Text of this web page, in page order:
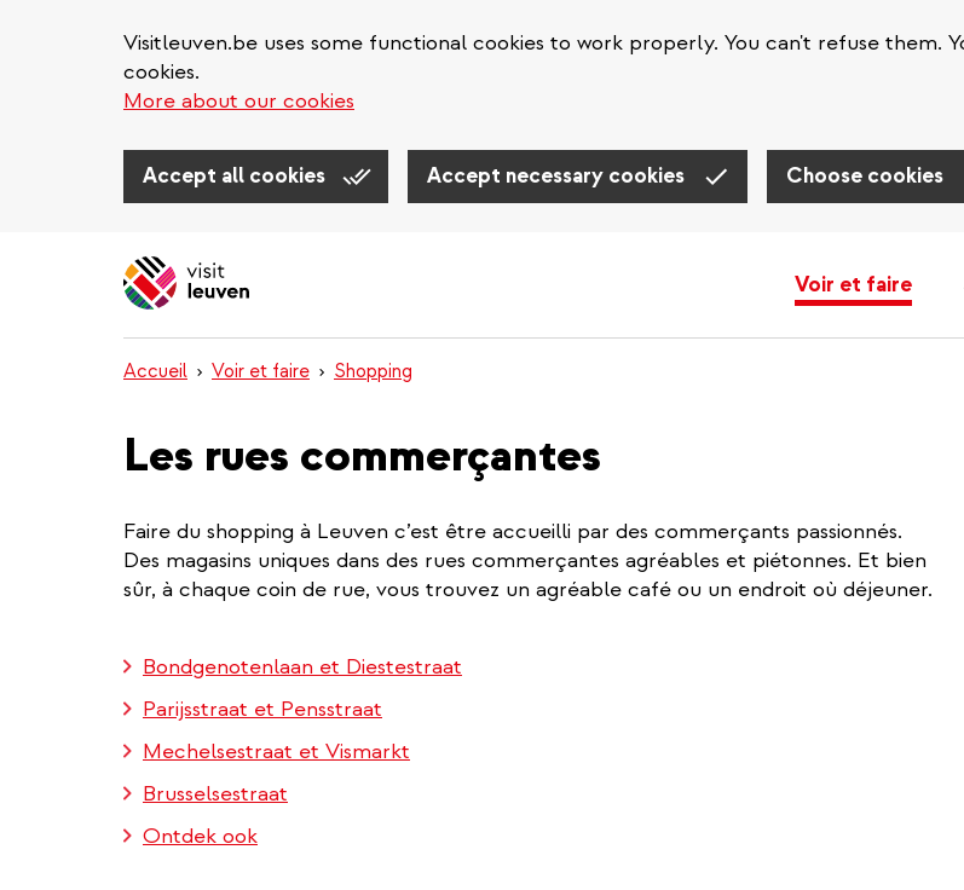
Visitleuven.be uses some functional cookies to work properly. You can't refuse them.
cookies.
More about our cookies
Accept all cookies Accept necessary cookies Choose cookies
Voir et faire
Accueil Voir et faire Shopping
Les rues commerçantes
Faire du shopping à Leuven c’est être accueilli par des commerçants passionnés.
Des magasins uniques dans des rues commerçantes agréables et piétonnes. Et bien
sûr, à chaque coin de rue, vous trouvez un agréable café ou un endroit où déjeuner.
Bondgenotenlaan et Diestestraat
Parijsstraat et Pensstraat
Mechelsestraat et Vismarkt
Brusselsestraat
Ontdek ook